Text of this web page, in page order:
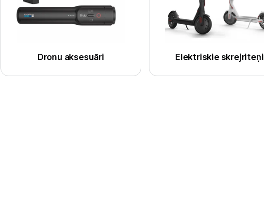
Telefoni, planšetdatori
Viedierīces
Skaistumkopšana
Dronu aksesuāri Elektriskie skrejriteņi